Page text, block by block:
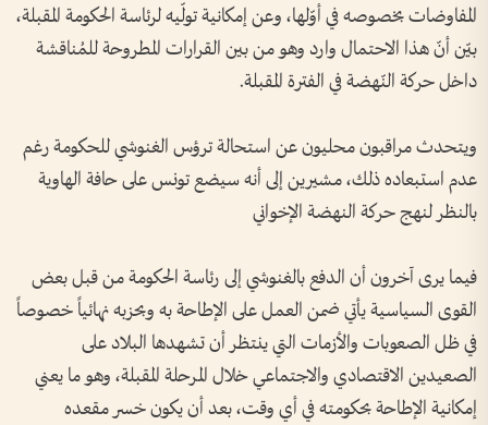
المفاوضات بخصوصه في أوّلها، وعن إمكانية تولّيه لرئاسة الحكومة المقبلة،
بيّن أنّ هذا الاحتمال وارد وهو من بين القرارات المطروحة للمُناقشة
داخل حركة النّهضة في الفترة المقبلة.
ويتحدث مراقبون محليون عن استحالة ترؤس الغنوشي للحكومة رغم
عدم استبعاده ذلك، مشيرين إلى أنه سيضع تونس على حافة الهاوية
بالنظر لنهج حركة النهضة الإخواني
فيما يرى آخرون أن الدفع بالغنوشي إلى رئاسة الحكومة من قبل بعض
القوى السياسية يأتي ضمن العمل على الإطاحة به وبحزبه نهائياً خصوصاً
في ظل الصعوبات والأزمات التي ينتظر أن تشهدها البلاد على
الصعيدين الاقتصادي والاجتماعي خلال المرحلة المقبلة، وهو ما يعني
إمكانية الإطاحة بحكومته في أي وقت، بعد أن يكون خسر مقعده